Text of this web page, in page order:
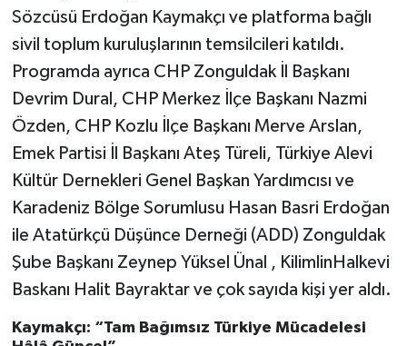
Sözcüsü Erdoğan Kaymakçı ve platforma bağlı
sivil toplum kuruluşlarının temsilcileri katıldı.
Programda ayrıca CHP Zonguldak İl Başkanı
Devrim Dural, CHP Merkez İlçe Başkanı Nazmi
Özden, CHP Kozlu İlçe Başkanı Merve Arslan,
Emek Partisi İl Başkanı Ateş Türeli, Türkiye Alevi
Kültür Dernekleri Genel Başkan Yardımcısı ve
Karadeniz Bölge Sorumlusu Hasan Basri Erdoğan
ile Atatürkçü Düşünce Derneği (ADD) Zonguldak
Şube Başkanı Zeynep Yüksel Ünal , KilimlinHalkevi
Baskanı Halit Bayraktar ve çok sayıda kişi yer aldı.
Kaymakçı: “Tam Bağımsız Türkiye Mücadelesi